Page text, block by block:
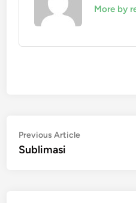
More by
Navigasi
pos
Previous ArticlePrevious
Sublimasi